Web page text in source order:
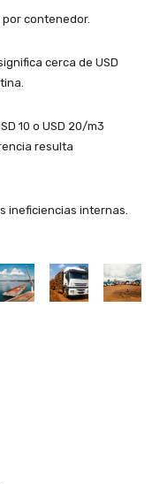
contenedor.
cerca de USD
10 o USD 20/m3
resulta
ineficiencias internas.